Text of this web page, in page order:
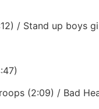
/ Stand up boys
(2:09) / Bad